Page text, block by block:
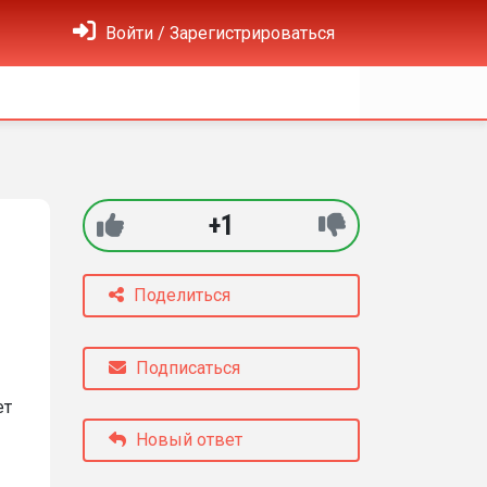
Войти / Зарегистрироваться
+1
Поделиться
Подписаться
Новый ответ